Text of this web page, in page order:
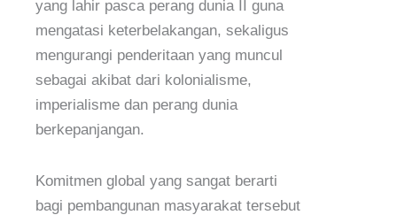
yang lahir pasca perang dunia II guna
mengatasi keterbelakangan, sekaligus
mengurangi penderitaan yang muncul
sebagai akibat dari kolonialisme,
imperialisme dan perang dunia
berkepanjangan.
Komitmen global yang sangat berarti
bagi pembangunan masyarakat tersebut